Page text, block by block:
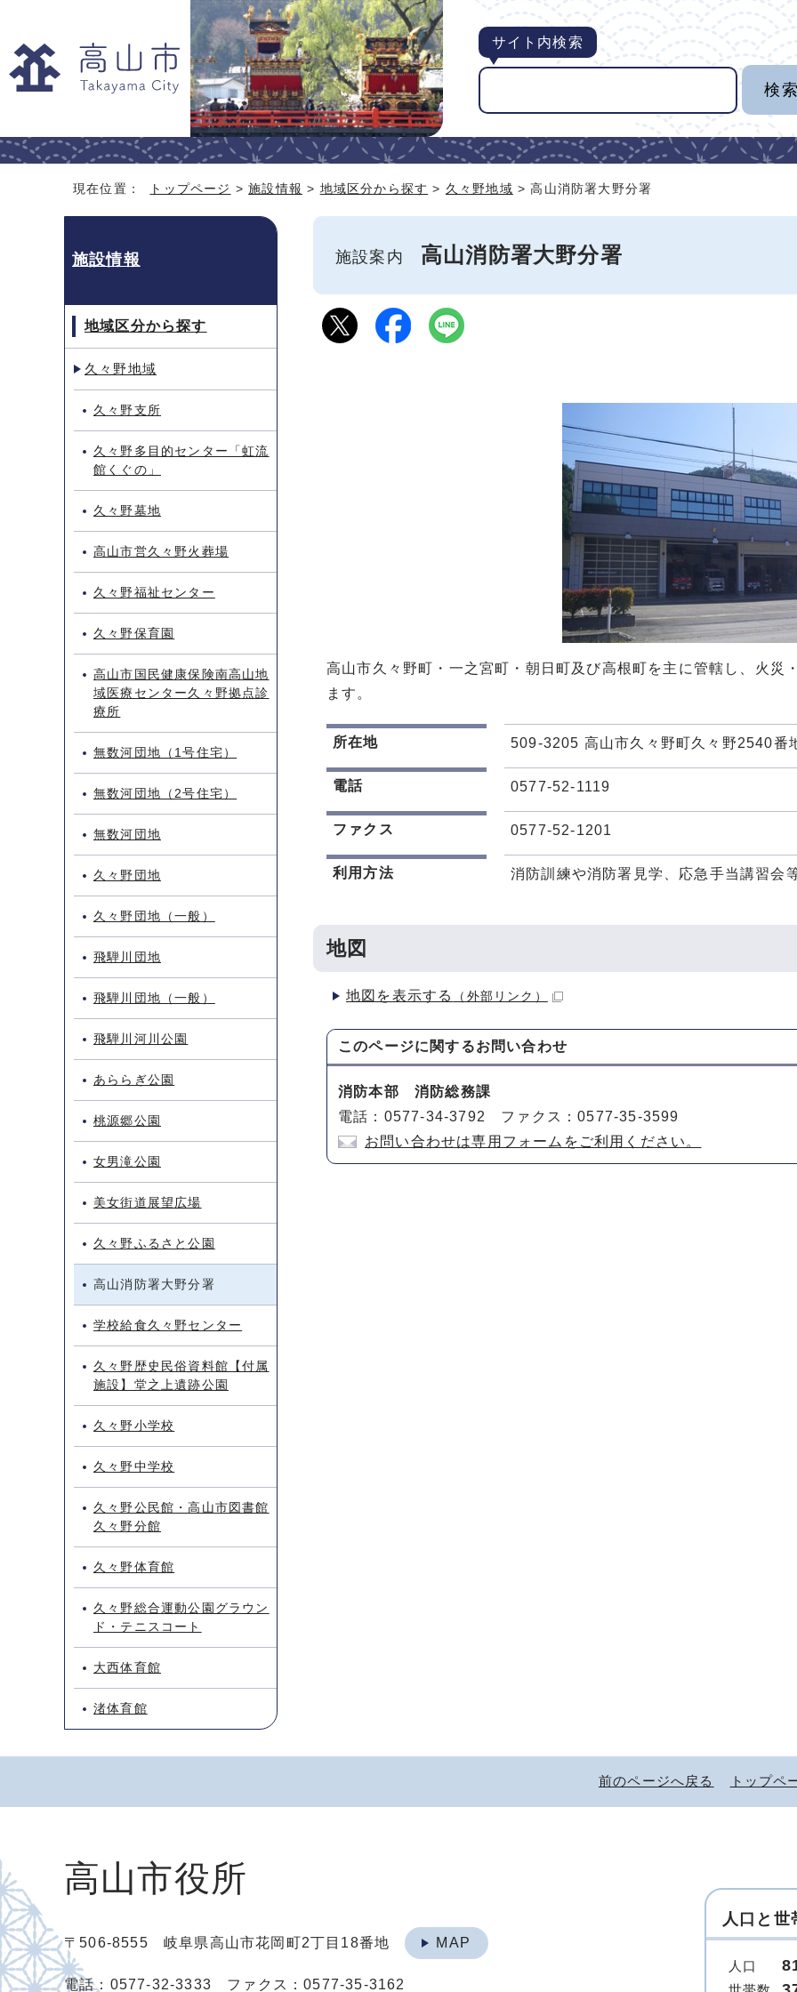
サイト内検索
現在位置： トップページ >施設情報 > 地域区分から探す > 久々野地域 > 高山消防署大野分署
施設案内 高山消防署大野分署
高山市久々野町・一之宮町・朝日町及び高根町を主に管轄し、火災
ます。
所在地 509-3205 高山市久々野町久々野2540番
電話 0577-52-1119
ファクス 0577-52-1201
利用方法 消防訓練や消防署見学、応急手当講習会
地図
地図を表示する （外部リンク）
このページに関するお問い合わせ
消防本部 消防総務課
電話：0577-34-3792 ファクス：0577-35-3599
お問い合わせは専用フォームをご利用ください。
施設情報
地域区分から探す
久々野地域
久々野支所
久々野多目的センター「虹流
館くぐの」
久々野墓地
高山市営久々野火葬場
久々野福祉センター
久々野保育園
高山市国民健康保険南高山地
域医療センター久々野拠点診
療所
無数河団地（1号住宅）
無数河団地（2号住宅）
無数河団地
久々野団地
久々野団地（一般）
飛騨川団地
飛騨川団地（一般）
飛騨川河川公園
あららぎ公園
桃源郷公園
女男滝公園
美女街道展望広場
久々野ふるさと公園
高山消防署大野分署
学校給食久々野センター
久々野歴史民俗資料館【付属
施設】堂之上遺跡公園
久々野小学校
久々野中学校
久々野公民館・高山市図書館
久々野分館
久々野体育館
久々野総合運動公園グラウン
ド・テニスコート
大西体育館
渚体育館
前のページへ戻る トップペ
高山市役所
〒506-8555 岐阜県高山市花岡町2丁目18番地 MAP
電話：0577-32-3333 ファクス：0577-35-3162
人口と世
人口